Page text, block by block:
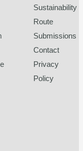
Sustainability
Route
Submissions
Contact
Privacy
Policy